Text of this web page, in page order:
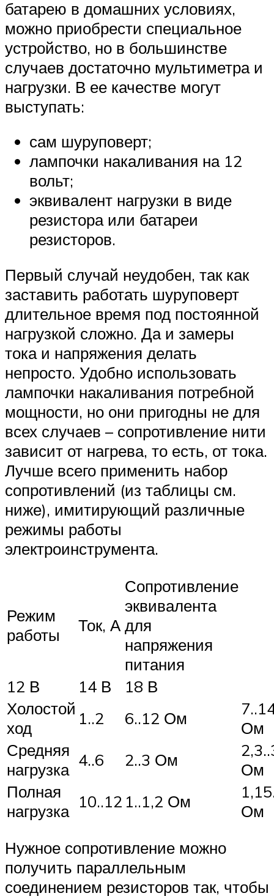
батарею в домашних условиях,
можно приобрести специальное
устройство, но в большинстве
случаев достаточно мультиметра и
нагрузки. В ее качестве могут
выступать:
сам шуруповерт;
лампочки накаливания на 12
вольт;
эквивалент нагрузки в виде
резистора или батареи
резисторов.
Первый случай неудобен, так как
заставить работать шуруповерт
длительное время под постоянной
нагрузкой сложно. Да и замеры
тока и напряжения делать
непросто. Удобно использовать
лампочки накаливания потребной
мощности, но они пригодны не для
всех случаев – сопротивление нити
зависит от нагрева, то есть, от тока.
Лучше всего применить набор
сопротивлений (из таблицы см.
ниже), имитирующий различные
режимы работы
электроинструмента.
Режим
работы
Ток, А
Сопротивление
эквивалента
для
напряжения
питания
12 В
14 В
18 В
Холостой
ход
1..2 6..12 Ом
Ом
Средняя
нагрузка 4..6 2..3 Ом
Ом
Полная
нагрузка 10..12 1..1,2 Ом
Ом
Нужное сопротивление можно
получить параллельным
соединением резисторов так, чтобы